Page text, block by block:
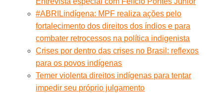
#ABRILindígena: MPF realiza ações pelo
fortalecimento dos direitos dos índios e para
combater retrocessos na política indigenista
Crises por dentro das crises no Brasil: reflexos
para os povos indígenas
Temer violenta direitos indígenas para tentar
impedir seu próprio julgamento